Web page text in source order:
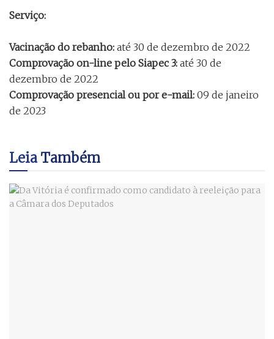
Serviço:
Vacinação do rebanho: até 30 de dezembro de 2022
Comprovação on-line pelo Siapec 3: até 30 de
dezembro de 2022
Comprovação presencial ou por e-mail: 09 de janeiro
de 2023
LeiaTambém